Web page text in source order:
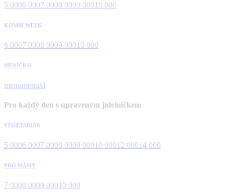
5 0006 0007 0008 0009 00010 000
KOMBI WEEK
6 0007 0008 0009 00010 000
MENÍČKO
menumenuxl
Pro každý den s upraveným jídelníčkem
VEGETARIÁN
5 0006 0007 0008 0009 00010 00012 00014 000
PRO MÁMY
7 0008 0009 00010 000